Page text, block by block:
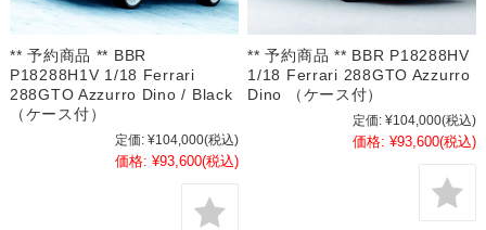
** 予約商品 ** BBR
P18288H1V 1/18 Ferrari
288GTO Azzurro Dino / Black
（ケース付）
定価: ¥104,000(税込)
価格: ¥93,600(税込)
** 予約商品 ** BBR P18288HV
1/18 Ferrari 288GTO Azzurro
Dino （ケース付）
定価: ¥104,000(税込)
価格: ¥93,600(税込)